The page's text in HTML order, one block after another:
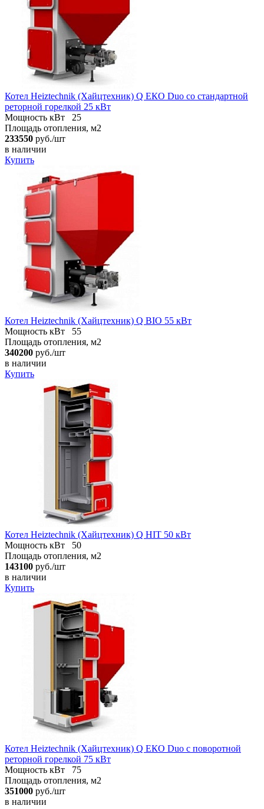
Котел Heiztechnik (Хайцтехник) Q ЕКO Duo со стандартной
реторной горелкой 25 кВт
Мощность кВт
25
Площадь отопления, м2
233550 руб./шт
в наличии
Купить
Котел Heiztechnik (Хайцтехник) Q BIO 55 кВт
Мощность кВт
55
Площадь отопления, м2
340200 руб./шт
в наличии
Купить
Котел Heiztechnik (Хайцтехник) Q HIT 50 кВт
Мощность кВт
50
Площадь отопления, м2
143100 руб./шт
в наличии
Купить
Котел Heiztechnik (Хайцтехник) Q ЕКO Duo с поворотной
реторной горелкой 75 кВт
Мощность кВт
75
Площадь отопления, м2
351000 руб./шт
в наличии